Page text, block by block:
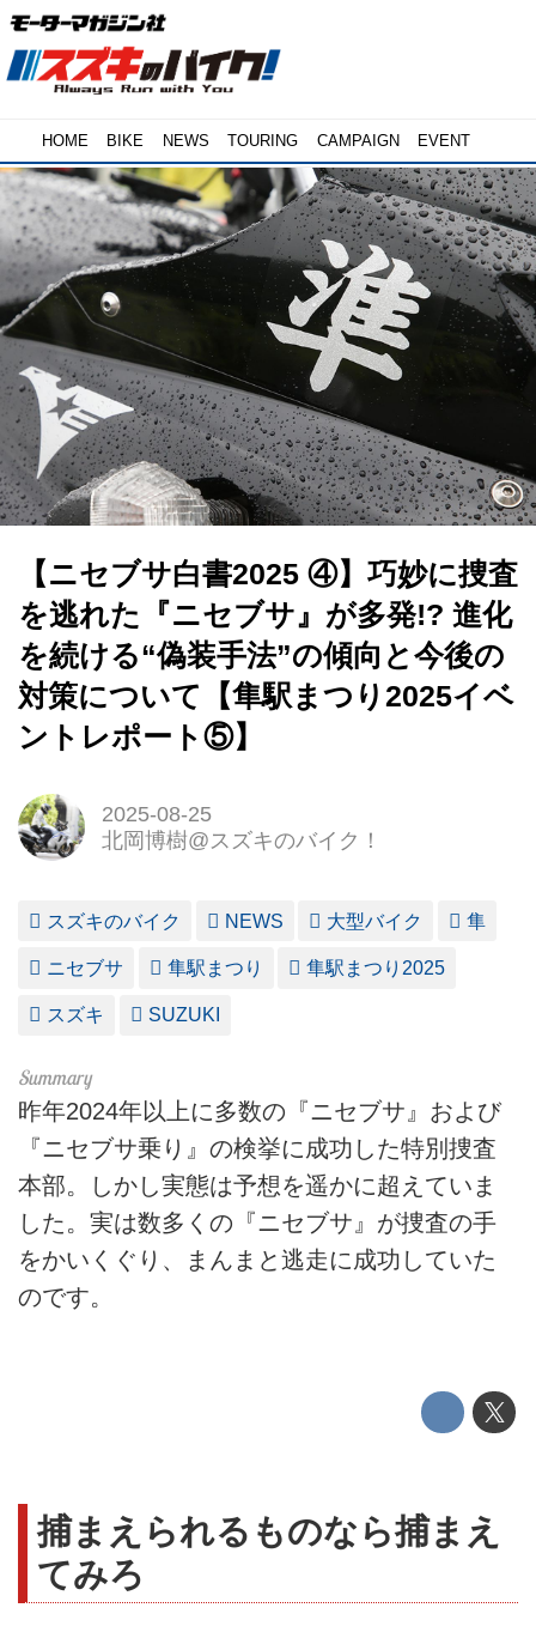
HOME BIKE NEWS TOURING CAMPAIGN EVENT
【ニセブサ白書2025 ④】巧妙に捜査
を逃れた『ニセブサ』が多発!? 進化
を続ける“偽装手法”の傾向と今後の
対策について【隼駅まつり2025イベ
ントレポート⑤】
2025-08-25
北岡博樹@スズキのバイク！
スズキのバイク NEWS 大型バイク 隼
ニセブサ 隼駅まつり 隼駅まつり2025
スズキ SUZUKI
昨年2024年以上に多数の『ニセブサ』および
『ニセブサ乗り』の検挙に成功した特別捜査
本部。しかし実態は予想を遥かに超えていま
した。実は数多くの『ニセブサ』が捜査の手
をかいくぐり、まんまと逃走に成功していた
のです。
捕まえられるものなら捕まえ
てみろ